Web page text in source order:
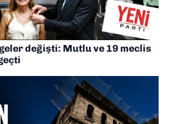
değişti: Mutlu ve 19 meclis